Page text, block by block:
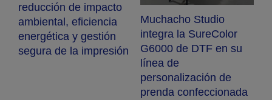
reducción de impacto
ambiental, eficiencia
energética y gestión
segura de la impresión
Muchacho Studio
integra la SureColor
G6000 de DTF en su
línea de
personalización de
prenda confeccionada